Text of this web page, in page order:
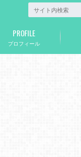
プロフィール
PROFILE